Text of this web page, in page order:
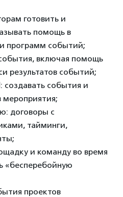
готовить и
помощь в
программ событий;
включая помощь
результатов событий;
события и
мероприятия;
договоры с
тайминги,
и команду во время
«бесперебойную
проектов